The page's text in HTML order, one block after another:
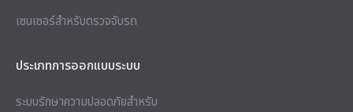
เซนเซอร์สำหรับตรวจจับรถ
ประเภทการออกแบบระบบ
ระบบรักษาความปลอดภัยสำหรับ